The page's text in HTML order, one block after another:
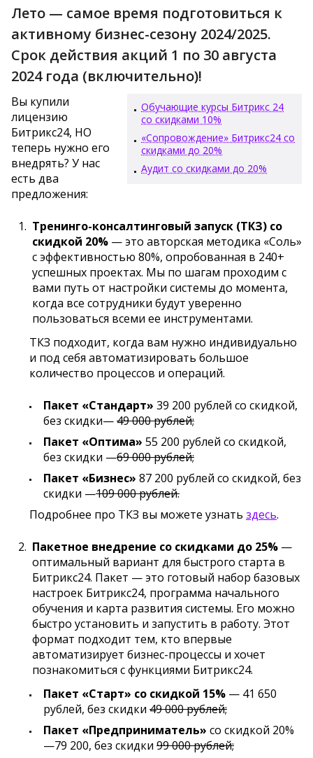
Лето — самое время подготовиться к
активному бизнес-сезону 2024/2025.
Срок действия акций 1 по 30 августа
2024 года (включительно)!
Обучающие курсы Битрикс 24
со скидками 10%
«Сопровождение» Битрикс24 со
скидками до 20%
Аудит со скидками до 20%
Вы купили
лицензию
Битрикс24, НО
теперь нужно его
внедрять? У нас
есть два
предложения:
Тренинго-консалтинговый запуск (ТКЗ) со
скидкой 20% — это авторская методика «Соль»
с эффективностью 80%, опробованная в 240+
успешных проектах. Мы по шагам проходим с
вами путь от настройки системы до момента,
когда все сотрудники будут уверенно
пользоваться всеми ее инструментами.
ТКЗ подходит, когда вам нужно индивидуально
и под себя автоматизировать большое
количество процессов и операций.
Пакет «Стандарт» 39 200 рублей со скидкой,
без скидки—49 000 рублей;
Пакет «Оптима» 55 200 рублей со скидкой,
без скидки —69 000 рублей;
Пакет «Бизнес» 87 200 рублей со скидкой, без
скидки —109 000 рублей.
Подробнее про ТКЗ вы можете узнать здесь.
Пакетное внедрение со скидками до 25% —
оптимальный вариант для быстрого старта в
Битрикс24. Пакет — это готовый набор базовых
настроек Битрикс24, программа начального
обучения и карта развития системы. Его можно
быстро установить и запустить в работу. Этот
формат подходит тем, кто впервые
автоматизирует бизнес-процессы и хочет
познакомиться с функциями Битрикс24.
Пакет «Старт» со скидкой 15% — 41 650
рублей, без скидки 49 000 рублей;
Пакет «Предприниматель» со скидкой 20%
—79 200, без скидки 99 000 рублей;